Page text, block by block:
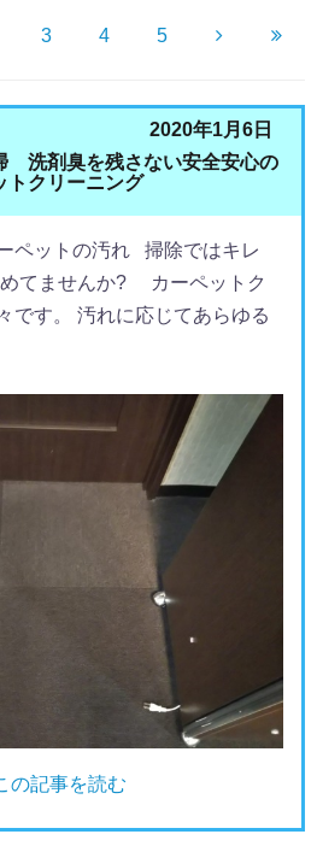
3 4 5
2020年1月6日
洗剤臭を残さない安全安心の
トクリーニング
ペットの汚れ 掃除ではキレ
てませんか? カーペットク
です。 汚れに応じてあらゆる
の記事を読む